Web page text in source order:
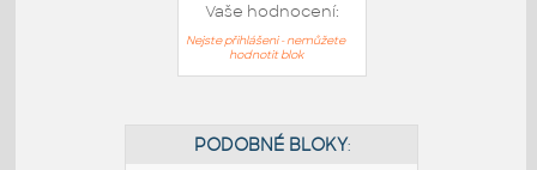
Vaše hodnocení:
Nejste přihlášeni - nemůžete
hodnotit blok